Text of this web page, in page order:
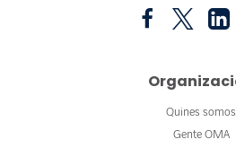
Quines somos
Gente OMA